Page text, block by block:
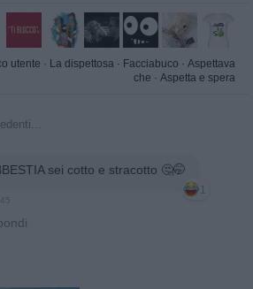
utente · La dispettosa · Facciabuco · Aspettava
che · Aspetta e spera
sei cotto e stracotto 🤔🤭
1